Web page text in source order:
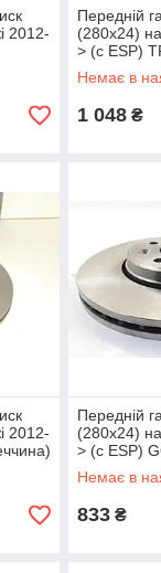
2012-
Передній
(280x24)
> (c ESP)
DF4110
Немає в
1 048 ₴
2012-
Передній
(280x24)
> (c ESP)
(Угорщина)
Немає в
833 ₴